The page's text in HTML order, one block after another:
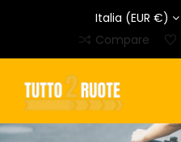
Italia (EUR €)
Compare